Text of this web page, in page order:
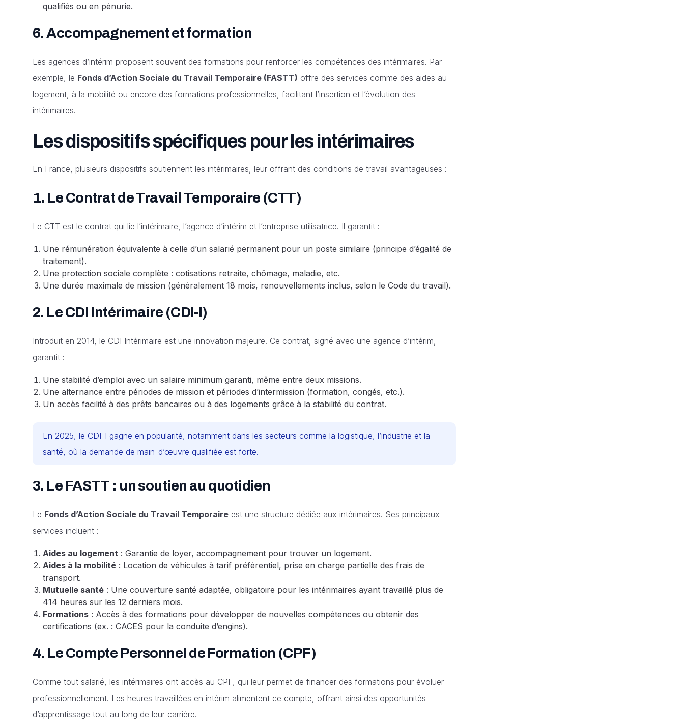
qualifiés ou en pénurie.
6.Accompagnement et formation
Les agences d’intérim proposent souvent des formations pour renforcer les compétences des intérimaires. Par
exemple, le Fonds d’Action Sociale du Travail Temporaire (FASTT) offre des services comme des aides au
logement, à la mobilité ou encore des formations professionnelles, facilitant l’insertion et l’évolution des
intérimaires.
Les dispositifs spécifiques pour les intérimaires
En France, plusieurs dispositifs soutiennent les intérimaires, leur offrant des conditions de travail avantageuses :
1. Le Contrat de Travail Temporaire (CTT)
Le CTT est le contrat qui lie l’intérimaire, l’agence d’intérim et l’entreprise utilisatrice. Il garantit :
Une rémunération équivalente à celle d’un salarié permanent pour un poste similaire (principe d’égalité de
traitement).
Une protection sociale complète : cotisations retraite, chômage, maladie, etc.
Une durée maximale de mission (généralement 18 mois, renouvellements inclus, selon le Code du travail).
2. Le CDI Intérimaire (CDI-I)
Introduit en 2014, le CDI Intérimaire est une innovation majeure. Ce contrat, signé avec une agence d’intérim,
garantit :
Une stabilité d’emploi avec un salaire minimum garanti, même entre deux missions.
Une alternance entre périodes de mission et périodes d’intermission (formation, congés, etc.).
Un accès facilité à des prêts bancaires ou à des logements grâce à la stabilité du contrat.
En 2025, le CDI-I gagne en popularité, notamment dans les secteurs comme la logistique, l’industrie et la
santé, où la demande de main-d’œuvre qualifiée est forte.
3. Le FASTT : un soutien au quotidien
Le Fonds d’Action Sociale du Travail Temporaire est une structure dédiée aux intérimaires. Ses principaux
services incluent :
Aides au logement : Garantie de loyer, accompagnement pour trouver un logement.
Aides à la mobilité : Location de véhicules à tarif préférentiel, prise en charge partielle des frais de
transport.
Mutuelle santé : Une couverture santé adaptée, obligatoire pour les intérimaires ayant travaillé plus de
414 heures sur les 12 derniers mois.
Formations : Accès à des formations pour développer de nouvelles compétences ou obtenir des
certifications (ex. : CACES pour la conduite d’engins).
4. Le Compte Personnel de Formation (CPF)
Comme tout salarié, les intérimaires ont accès au CPF, qui leur permet de financer des formations pour évoluer
professionnellement. Les heures travaillées en intérim alimentent ce compte, offrant ainsi des opportunités
d’apprentissage tout au long de leur carrière.